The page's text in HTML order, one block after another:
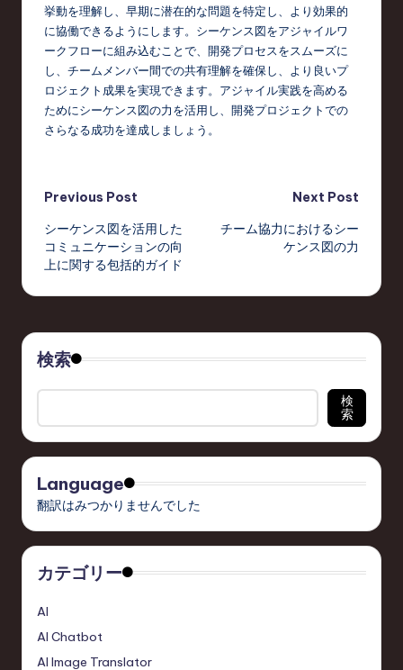
挙動を理解し、早期に潜在的な問題を特定し、より効果的
に協働できるようにします。シーケンス図をアジャイルワ
ークフローに組み込むことで、開発プロセスをスムーズに
し、チームメンバー間での共有理解を確保し、より良いプ
ロジェクト成果を実現できます。アジャイル実践を高める
ためにシーケンス図の力を活用し、開発プロジェクトでの
さらなる成功を達成しましょう。
Post
navigation
Previous Post
シーケンス図を活用した
コミュニケーションの向
上に関する包括的ガイド
Next Post
チーム協力におけるシー
ケンス図の力
検索
検
索
Language
翻訳はみつかりませんでした
カテゴリー
AI
AI Chatbot
AI Image Translator